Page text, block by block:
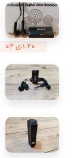
۲۰ دی ۰۲